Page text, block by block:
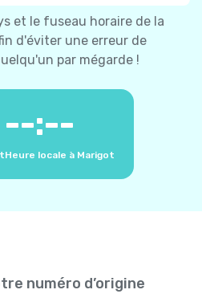
et le fuseau horaire de la
d'éviter une erreur de
par mégarde !
--:--
Heure locale à Marigot
numéro d’origine